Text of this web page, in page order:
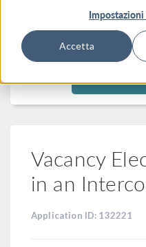
Accetta
Filtra per Prodotto
Vacancy
in an
Application ID: 132221